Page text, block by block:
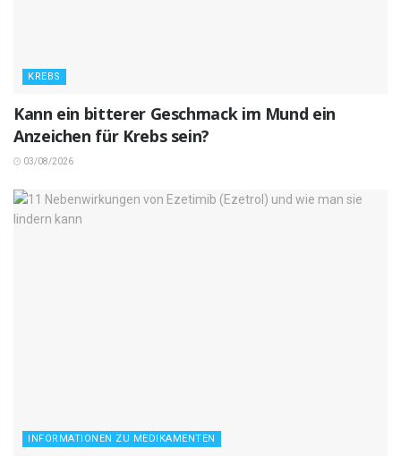
KREBS
Kann ein bitterer Geschmack im Mund ein
Anzeichen für Krebs sein?
03/08/2026
INFORMATIONEN ZU MEDIKAMENTEN